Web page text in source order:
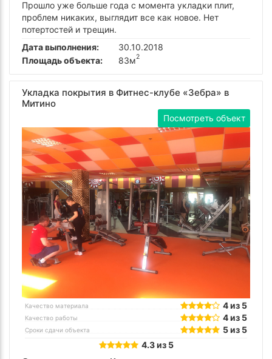
Прошло уже больше года с момента укладки плит,
проблем никаких, выглядит все как новое. Нет
потертостей и трещин.
Дата выполнения:
30.10.2018
Площадь объекта:
83м2
Укладка покрытия в Фитнес-клубе «Зебра» в
Митино
Посмотреть объект
Качество материала 4 из 5
Качество работы 4 из 5
Сроки сдачи объекта
5 из 5
4.3 из 5